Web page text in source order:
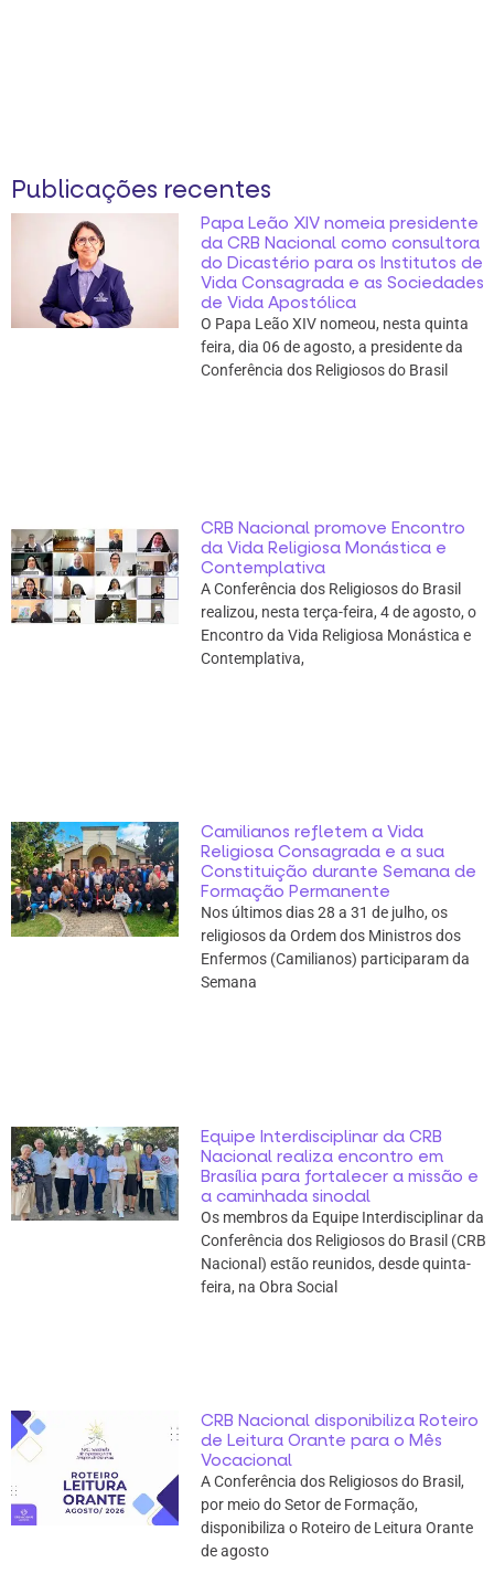
Publicações recentes
Papa Leão XIV nomeia presidente
da CRB Nacional como consultora
do Dicastério para os Institutos de
Vida Consagrada e as Sociedades
de Vida Apostólica
O Papa Leão XIV nomeou, nesta quinta
feira, dia 06 de agosto, a presidente da
Conferência dos Religiosos do Brasil
CRB Nacional promove Encontro
da Vida Religiosa Monástica e
Contemplativa
A Conferência dos Religiosos do Brasil
realizou, nesta terça-feira, 4 de agosto, o
Encontro da Vida Religiosa Monástica e
Contemplativa,
Camilianos refletem a Vida
Religiosa Consagrada e a sua
Constituição durante Semana de
Formação Permanente
Nos últimos dias 28 a 31 de julho, os
religiosos da Ordem dos Ministros dos
Enfermos (Camilianos) participaram da
Semana
Equipe Interdisciplinar da CRB
Nacional realiza encontro em
Brasília para fortalecer a missão e
a caminhada sinodal
Os membros da Equipe Interdisciplinar da
Conferência dos Religiosos do Brasil (CRB
Nacional) estão reunidos, desde quinta-
feira, na Obra Social
CRB Nacional disponibiliza Roteiro
de Leitura Orante para o Mês
Vocacional
A Conferência dos Religiosos do Brasil,
por meio do Setor de Formação,
disponibiliza o Roteiro de Leitura Orante
de agosto